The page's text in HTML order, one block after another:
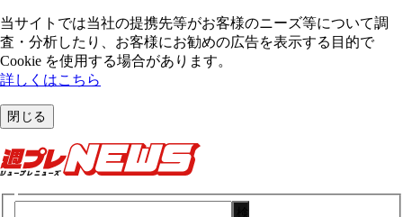
当サイトでは当社の提携先等がお客様のニーズ等について調
査・分析したり、お客様にお勧めの広告を表⽰する⽬的で
Cookie を使⽤する場合があります。
詳しくはこちら
閉じる